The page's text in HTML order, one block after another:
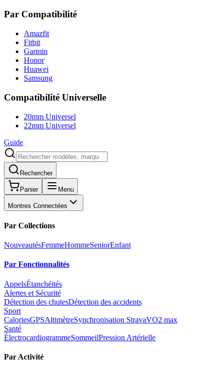
Par Compatibilité
Amazfit
Fitbit
Garmin
Honor
Huawei
Samsung
Compatibilité Universelle
20mm Universel
22mm Universel
Guide
Rechercher
Panier Menu
Montres Connectées
Par Collections
NouveautésFemmeHommeSeniorEnfant
Par Fonctionnalités
AppelsÉtanchéités
Alertes et Sécurité
Détection des chutesDétection des accidents
Sport
CaloriesGPSAltimètreSynchronisation StravaVO2 max
Santé
ÉlectrocardiogrammeSommeilPression Artérielle
Par Activité